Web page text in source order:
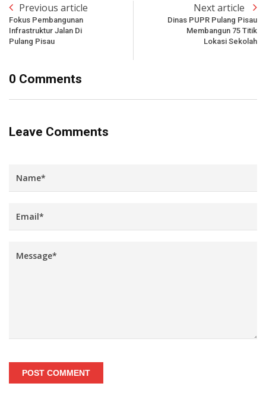
Previous article
Fokus Pembangunan
Infrastruktur Jalan Di
Pulang Pisau
Next article
Dinas PUPR Pulang Pisau
Membangun 75 Titik
Lokasi Sekolah
0 Comments
Leave Comments
POST COMMENT